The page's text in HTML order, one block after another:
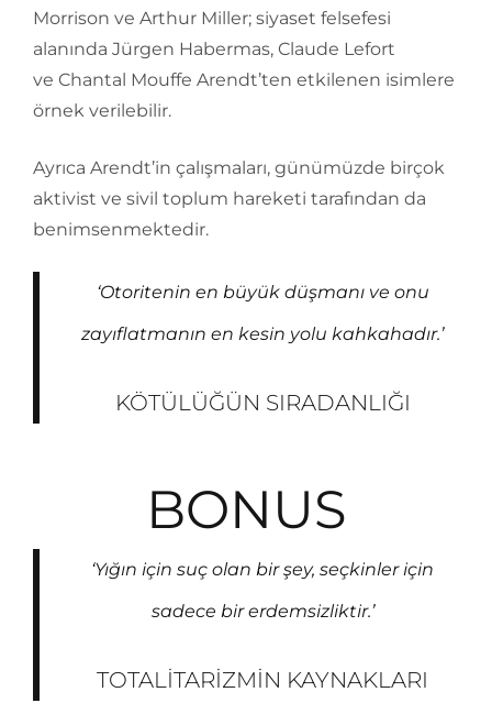
Morrison ve Arthur Miller; siyaset felsefesi
alanında Jürgen Habermas, Claude Lefort
ve Chantal Mouffe Arendt’ten etkilenen isimlere
örnek verilebilir.
Ayrıca Arendt’in çalışmaları, günümüzde birçok
aktivist ve sivil toplum hareketi tarafından da
benimsenmektedir.
‘Otoritenin en büyük düşmanı ve onu
zayıflatmanın en kesin yolu kahkahadır.’
KÖTÜLÜĞÜN SIRADANLIĞI
BONUS
‘Yığın için suç olan bir şey, seçkinler için
sadece bir erdemsizliktir.’
TOTALITARIZMIN KAYNAKLARI